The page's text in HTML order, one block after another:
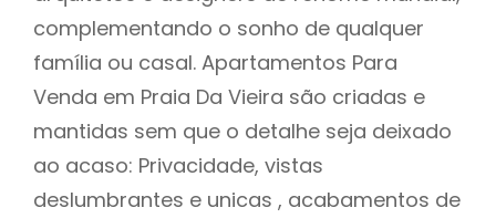
complementando o sonho de qualquer
família ou casal. Apartamentos Para
Venda em Praia Da Vieira são criadas e
mantidas sem que o detalhe seja deixado
ao acaso: Privacidade, vistas
deslumbrantes e unicas , acabamentos de